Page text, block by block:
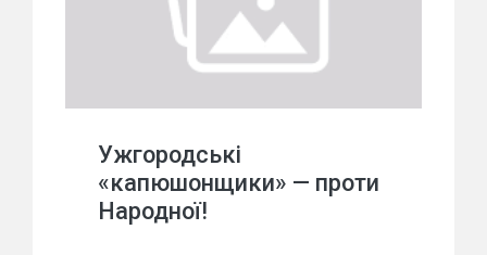
Ужгородські
«капюшонщики» — проти
Народної!